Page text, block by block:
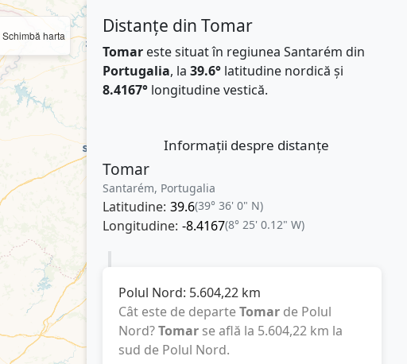
Schimbă harta Distanțe din Tomar
Tomareste situat în regiunea Santarém din
Portugalia, la 39.6°latitudine nordică și
8.4167°longitudine vestică.
Informații despre distanțe
Tomar
Santarém, Portugalia
Latitudine: 39.6(39° 36' 0" N)
Longitudine: -8.4167(8° 25' 0.12" W)
Polul Nord: 5.604,22 km
Cât este de departeTomarde Polul
Nord?Tomarse află la 5.604,22 km la
sud de Polul Nord.